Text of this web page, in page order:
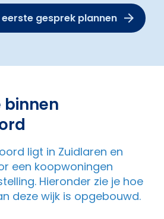
gesprek plannen
binnen
ligt in Zuidlaren en
een koopwoningen
Hieronder zie je hoe
deze wijk is opgebouwd.